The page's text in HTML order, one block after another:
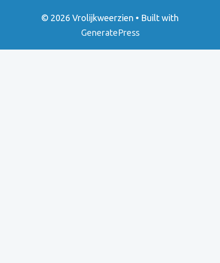
© 2026 Vrolijkweerzien • Built with
GeneratePress